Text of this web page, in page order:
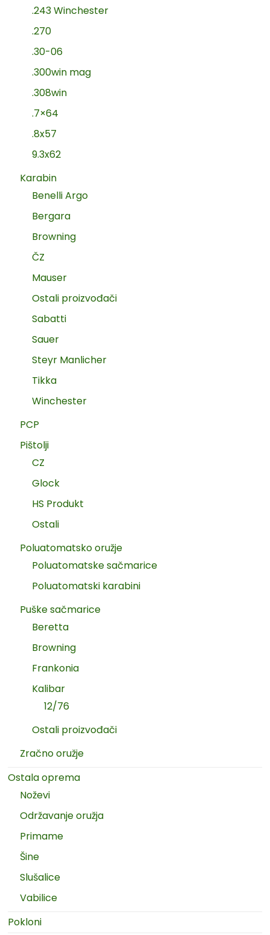
.243 Winchester
.270
.30-06
.300win mag
.308win
.7×64
.8x57
9.3x62
Karabin
Benelli Argo
Bergara
Browning
ČZ
Mauser
Ostali proizvođači
Sabatti
Sauer
Steyr Manlicher
Tikka
Winchester
PCP
Pištolji
CZ
Glock
HS Produkt
Ostali
Poluatomatsko oružje
Poluatomatske sačmarice
Poluatomatski karabini
Puške sačmarice
Beretta
Browning
Frankonia
Kalibar
12/76
Ostali proizvođači
Zračno oružje
Ostala oprema
Noževi
Održavanje oružja
Primame
Šine
Slušalice
Vabilice
Pokloni